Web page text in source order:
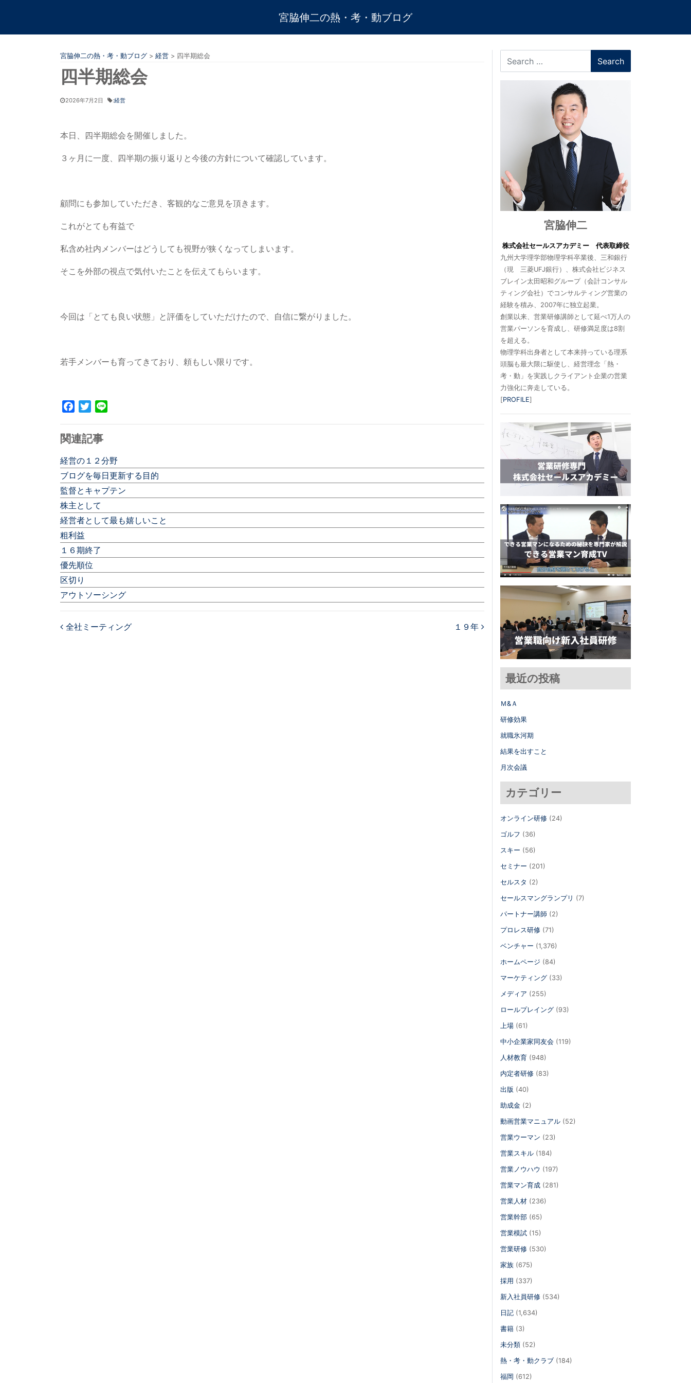
宮脇伸二の熱・考・動ブログ
宮脇伸二の熱・考・動ブログ > 経営 > 四半期総会
四半期総会
2026年7月2日 :経営
本日、四半期総会を開催しました。
３ヶ月に一度、四半期の振り返りと今後の方針について確認しています。
顧問にも参加していただき、客観的なご意見を頂きます。
これがとても有益で
私含め社内メンバーはどうしても視野が狭くなってしまいます。
そこを外部の視点で気付いたことを伝えてもらいます。
今回は「とても良い状態」と評価をしていただけたので、自信に繋がりました。
若手メンバーも育ってきており、頼もしい限りです。
Facebook
Twitter
関連記事
経営の１２分野
ブログを毎日更新する目的
監督とキャプテン
株主として
経営者として最も嬉しいこと
粗利益
１６期終了
優先順位
区切り
アウトソーシング
全社ミーティング １９年
宮脇伸二
株式会社セールスアカデミー 代表取締役
九州大学理学部物理学科卒業後、三和銀行
（現 三菱UFJ銀行）、株式会社ビジネス
ブレイン太田昭和グループ（会計コンサル
ティング会社）でコンサルティング営業の
経験を積み、2007年に独立起業。
創業以来、営業研修講師として延べ1万人の
営業パーソンを育成し、研修満足度は8割
を超える。
物理学科出身者として本来持っている理系
頭脳も最大限に駆使し、経営理念「熱・
考・動」を実践しクライアント企業の営業
力強化に奔走している。
[PROFILE]
最近の投稿
Ｍ&Ａ
研修効果
就職氷河期
結果を出すこと
月次会議
カテゴリー
オンライン研修 (24)
ゴルフ (36)
スキー (56)
セミナー (201)
セルスタ (2)
セールスマングランプリ (7)
パートナー講師 (2)
プロレス研修 (71)
ベンチャー (1,376)
ホームページ (84)
マーケティング (33)
メディア (255)
ロールプレイング (93)
上場 (61)
中小企業家同友会 (119)
人材教育 (948)
内定者研修 (83)
出版 (40)
助成金 (2)
動画営業マニュアル (52)
営業ウーマン (23)
営業スキル (184)
営業ノウハウ (197)
営業マン育成 (281)
営業人材 (236)
営業幹部 (65)
営業模試 (15)
営業研修 (530)
家族 (675)
採用 (337)
新入社員研修 (534)
日記 (1,634)
書籍 (3)
未分類 (52)
熱・考・動クラブ (184)
福岡 (612)